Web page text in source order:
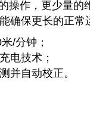
操作，更少量的
确保更长的正常
/分钟；
电技术；
并自动校正。